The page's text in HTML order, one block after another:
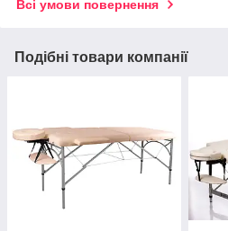
Всі умови повернення
Подібні товари компанії